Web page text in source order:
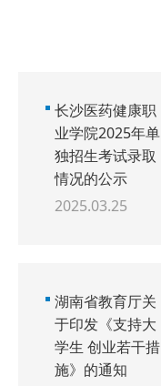
长沙医药健康职
业学院2025年单
独招生考试录取
情况的公示
2025.03.25
湖南省教育厅关
于印发《支持大
学生 创业若干措
施》的通知